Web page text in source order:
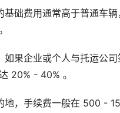
础费用通常高于普通车
果企业或个人与托运公
20% - 40% 。
地，手续费一般在 500 -